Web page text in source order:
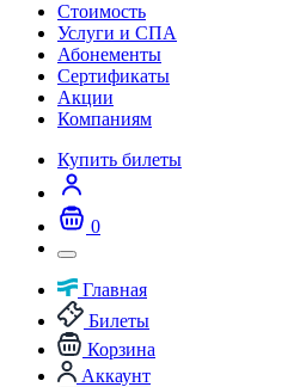
Стоимость
Услуги и СПА
Абонементы
Сертификаты
Акции
Компаниям
Купить билеты
0
Главная
Билеты
Корзина
Аккаунт